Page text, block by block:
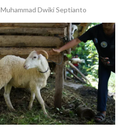
Muhammad Dwiki Septianto